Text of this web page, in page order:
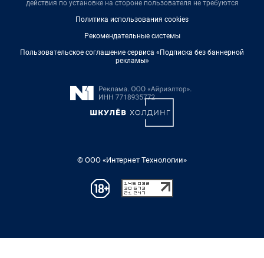
действия по установке на стороне пользователя не требуются
Политика использования cookies
Рекомендательные системы
Пользовательское соглашение сервиса «Подписка без баннерной
рекламы»
© ООО «Интернет Технологии»